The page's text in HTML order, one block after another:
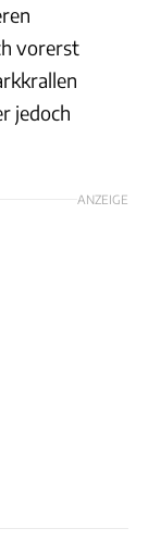
vorerst
jedoch
ANZEIGE